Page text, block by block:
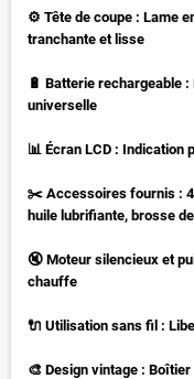
⚙️ Tête de coupe : Lame
tranchante et lisse
🔋 Batterie rechargeable
universelle
📊 Écran LCD : Indication
✂️ Accessoires fournis : 4
huile lubrifiante, brosse
🔇 Moteur silencieux et
chauffe
🔌 Utilisation sans fil :
🎨 Design vintage :